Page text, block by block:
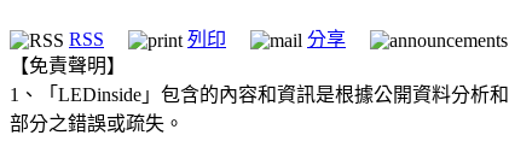
RSS 列印 分享
【免責聲明】
1、「LEDinside」包含的內容和資訊是根據公開資料分
部分之錯誤或疏失。